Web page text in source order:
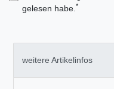
gelesen habe. *
weitere Artikelinfos